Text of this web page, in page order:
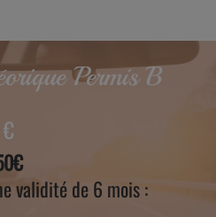
Permis B
validité de 6 mois :